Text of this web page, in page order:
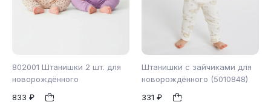
802001 Штанишки 2 шт. для
новорождённого
833 ₽
86
Штанишки с зайчиками для
новорождённого (5010848)
331 ₽
68